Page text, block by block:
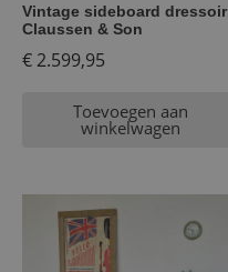
Vintage sideboard dressoir
Claussen & Son
€2.599,95
Toevoegen aan
winkelwagen